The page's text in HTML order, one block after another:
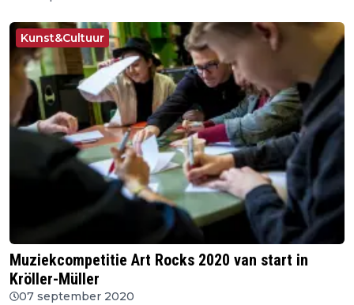
Kunst&Cultuur
Muziekcompetitie Art Rocks 2020 van start in
Kröller-Müller
07 september 2020